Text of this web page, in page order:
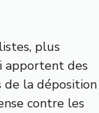
plus
apportent des
de la déposition
contre les